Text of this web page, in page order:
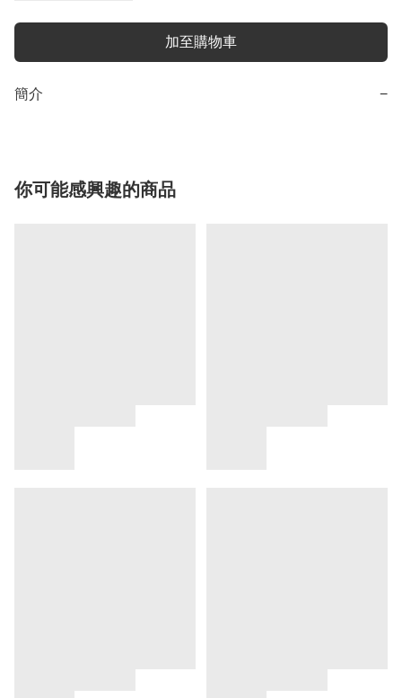
加至購物車
簡介 −
你可能感興趣的商品